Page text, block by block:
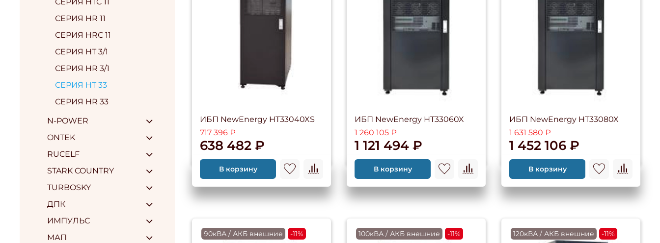
ИБП NewEnergy HT33040XS
717 396 ₽
638 482 ₽
В корзину
ИБП NewEnergy HT33060X
1 260 105 ₽
1 121 494 ₽
В корзину
ИБП NewEnergy HT33080X
1 631 580 ₽
1 452 106 ₽
В корзину
90кВА / АКБ внешние -11% 100кВА / АКБ внешние -11% 120кВА / АКБ внешние -11%
СЕРИЯ HTC 11
СЕРИЯ HR 11
СЕРИЯ HRC 11
СЕРИЯ HT 3/1
СЕРИЯ HR 3/1
СЕРИЯ HT 33
СЕРИЯ HR 33
N-POWER
ONTEK
RUCELF
STARK COUNTRY
TURBOSKY
ДПК
ИМПУЛЬС
МАП